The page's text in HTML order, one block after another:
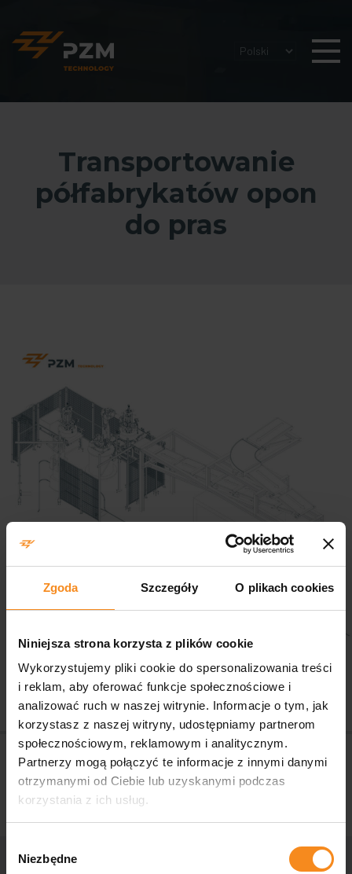
Zgoda Szczegóły O plikach cookies
Niniejsza strona korzysta z plików cookie
Wykorzystujemy pliki cookie do spersonalizowania treści
i reklam, aby oferować funkcje społecznościowe i
analizować ruch w naszej witrynie. Informacje o tym, jak
korzystasz z naszej witryny, udostępniamy partnerom
społecznościowym, reklamowym i analitycznym.
Partnerzy mogą połączyć te informacje z innymi danymi
otrzymanymi od Ciebie lub uzyskanymi podczas
korzystania z ich usług.
zgody
Niezbędne
Transportowanie
półfabrykatów opon
do pras
Nawigacja po artykułach
Pozycjoner spawalniczy Linia do paletyzacji płytek